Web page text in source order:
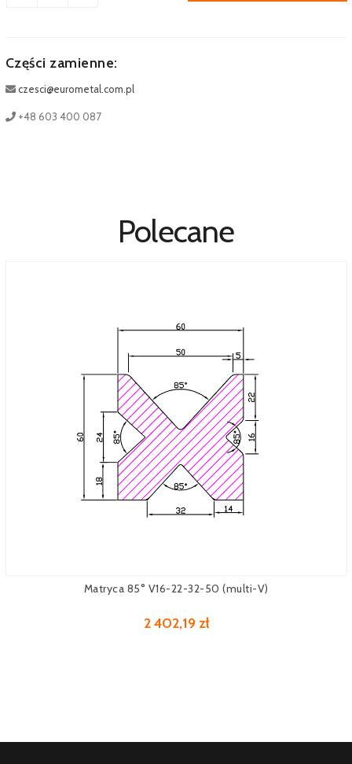
Części zamienne:
czesci@eurometal.com.pl
+48 603 400 087
Polecane
Matryca 85° V16-22-32-50 (multi-V)
2 402,19 zł